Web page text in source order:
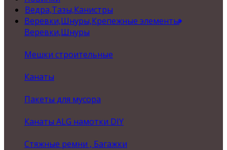
Ведра,Тазы,Канистры
Веревки,Шнуры,Крепежные элементы
Веревки,Шнуры
Мешки строительные
Канаты
Пакеты для мусора
Канаты ALG намотки DIY
Стяжные ремни , Багажки